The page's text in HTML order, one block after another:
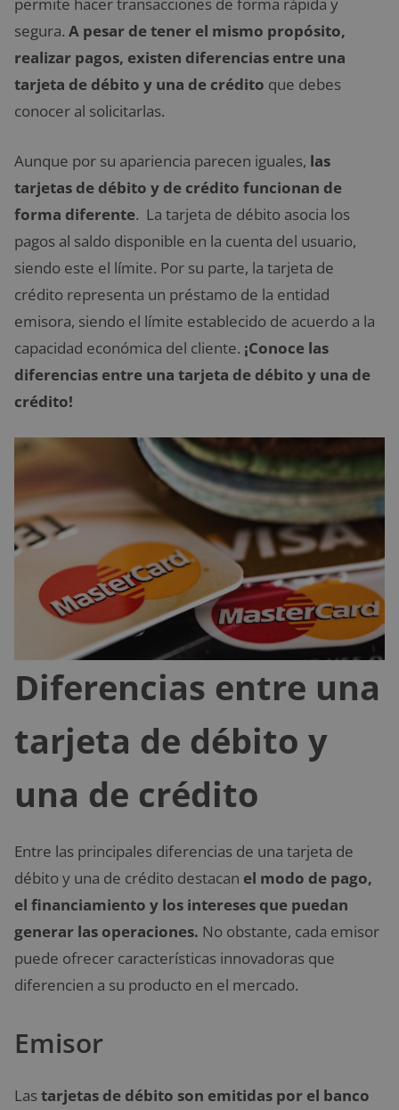
permite hacer transacciones de forma rápida y
segura. A pesar de tener el mismo propósito,
realizar pagos, existen diferencias entre una
tarjeta de débito y una de crédito que debes
conocer al solicitarlas.
Aunque por su apariencia parecen iguales, las
tarjetas de débito y de crédito funcionan de
forma diferente. La tarjeta de débito asocia los
pagos al saldo disponible en la cuenta del usuario,
siendo este el límite. Por su parte, la tarjeta de
crédito representa un préstamo de la entidad
emisora, siendo el límite establecido de acuerdo a la
capacidad económica del cliente. ¡Conoce las
diferencias entre una tarjeta de débito y una de
crédito!
Diferencias entre una
tarjeta de débito y
una de crédito
Entre las principales diferencias de una tarjeta de
débito y una de crédito destacan el modo de pago,
el financiamiento y los intereses que puedan
generar las operaciones. No obstante, cada emisor
puede ofrecer características innovadoras que
diferencien a su producto en el mercado.
Emisor
Lastarjetas de débito son emitidas por el banco